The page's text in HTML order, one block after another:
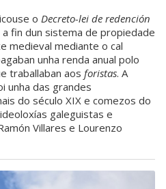
o Decreto-lei de redención
fin dun sistema de propiedade
medieval mediante o cal
unha renda anual polo
traballaban aos foristas. A
unha das grandes
do século XIX e comezos do
galeguistas e
Villares e Lourenzo